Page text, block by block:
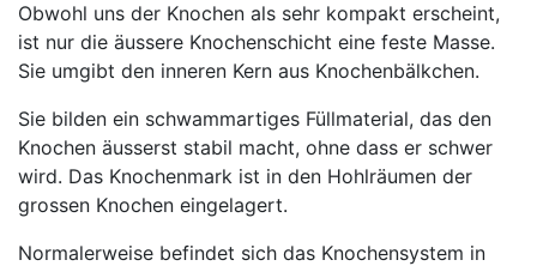
Obwohl uns der Knochen als sehr kompakt erscheint,
ist nur die äussere Knochenschicht eine feste Masse.
Sie umgibt den inneren Kern aus Knochenbälkchen.
Sie bilden ein schwammartiges Füllmaterial, das den
Knochen äusserst stabil macht, ohne dass er schwer
wird. Das Knochenmark ist in den Hohlräumen der
grossen Knochen eingelagert.
Normalerweise befindet sich das Knochensystem in